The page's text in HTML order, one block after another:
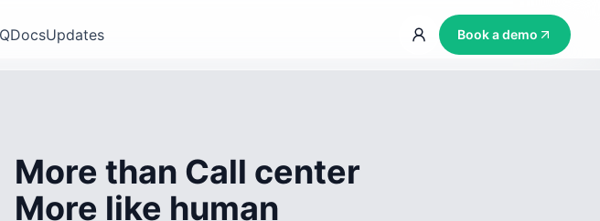
DocsUpdates Book a demo
More than Call center
More like human